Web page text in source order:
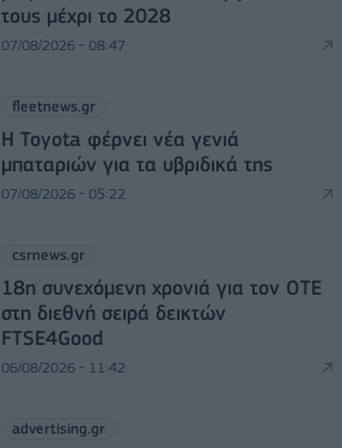
τους μέχρι το 2028
07/08/2026 - 08:47
fleetnews.gr
Η Toyota φέρνει νέα γενιά
μπαταριών για τα υβριδικά της
07/08/2026 - 05:22
csrnews.gr
18η συνεχόμενη χρονιά για τον ΟΤΕ
στη διεθνή σειρά δεικτών
FTSE4Good
06/08/2026 - 11:42
advertising.gr